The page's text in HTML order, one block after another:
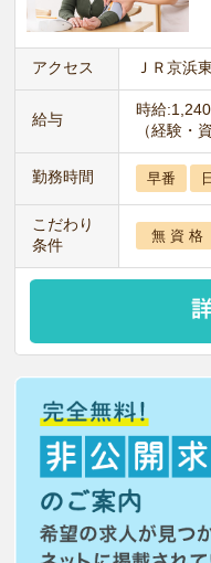
アクセス ＪＲ京浜
給与
時給
（経験・
勤務時間 早番
こだわり
条件
無 資 格